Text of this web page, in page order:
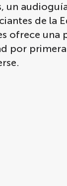
un
de la
ofrece
por